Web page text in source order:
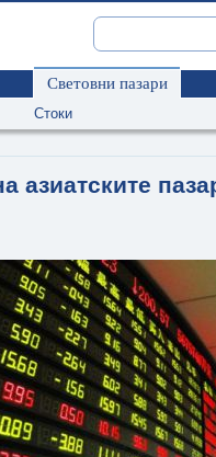
Световни пазари
Стоки
азиатските